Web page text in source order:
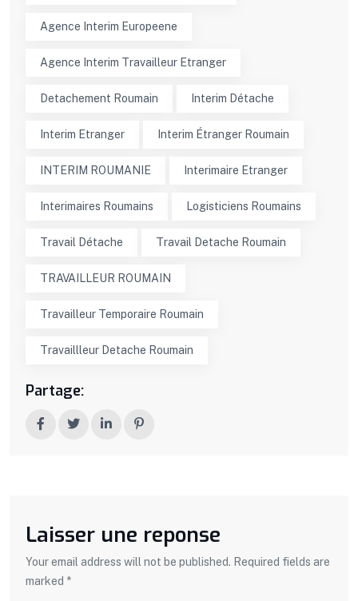
Agence Interim Europeene
Agence Interim Travailleur Etranger
Detachement Roumain Interim Détache
Interim Etranger Interim Étranger Roumain
INTERIM ROUMANIE Interimaire Etranger
Interimaires Roumains Logisticiens Roumains
Travail Détache Travail Detache Roumain
TRAVAILLEUR ROUMAIN
Travailleur Temporaire Roumain
Travaillleur Detache Roumain
Partage:
Laisser une reponse
Your email address will not be published. Required fields are
marked *